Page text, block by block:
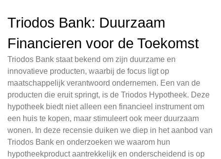
Triodos Bank: Duurzaam
Financieren voor de Toekomst
Triodos Bank staat bekend om zijn duurzame en
innovatieve producten, waarbij de focus ligt op
maatschappelijk verantwoord ondernemen. Een van de
producten die eruit springt, is de Triodos Hypotheek. Deze
hypotheek biedt niet alleen een financieel instrument om
een huis te kopen, maar stimuleert ook meer duurzaam
wonen. In deze recensie duiken we diep in het aanbod van
Triodos Bank en onderzoeken we waarom hun
hypotheekproduct aantrekkelijk en onderscheidend is op